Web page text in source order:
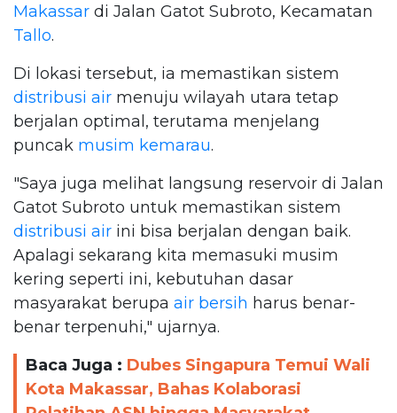
Makassar di Jalan Gatot Subroto, Kecamatan
Tallo.
Di lokasi tersebut, ia memastikan sistem
distribusi air menuju wilayah utara tetap
berjalan optimal, terutama menjelang
puncak musim kemarau.
"Saya juga melihat langsung reservoir di Jalan
Gatot Subroto untuk memastikan sistem
distribusi air ini bisa berjalan dengan baik.
Apalagi sekarang kita memasuki musim
kering seperti ini, kebutuhan dasar
masyarakat berupa air bersih harus benar-
benar terpenuhi," ujarnya.
Baca Juga : Dubes Singapura Temui Wali
Kota Makassar, Bahas Kolaborasi